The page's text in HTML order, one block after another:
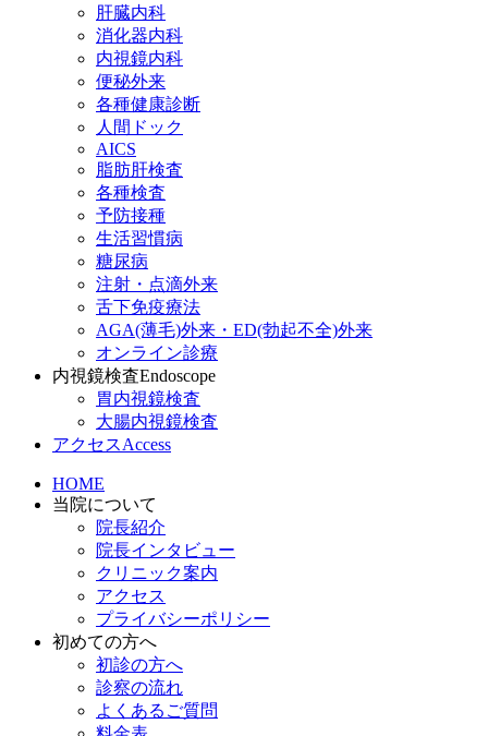
肝臓内科
消化器内科
内視鏡内科
便秘外来
各種健康診断
人間ドック
AICS
脂肪肝検査
各種検査
予防接種
生活習慣病
糖尿病
注射・点滴外来
舌下免疫療法
AGA(薄毛)外来・ED(勃起不全)外来
オンライン診療
内視鏡検査Endoscope
胃内視鏡検査
大腸内視鏡検査
アクセスAccess
HOME
当院について
院長紹介
院長インタビュー
クリニック案内
アクセス
プライバシーポリシー
初めての方へ
初診の方へ
診察の流れ
よくあるご質問